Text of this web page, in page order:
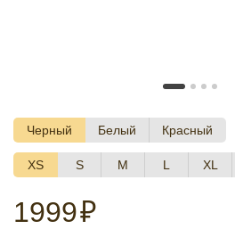
Черный Белый Красный
XS S M L XL
1999₽